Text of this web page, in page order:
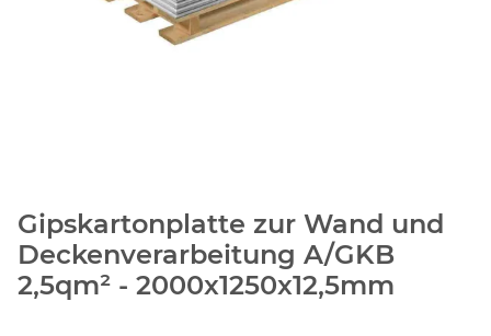
Gipskartonplatte zur Wand und
Deckenverarbeitung A/GKB
2,5qm² - 2000x1250x12,5mm